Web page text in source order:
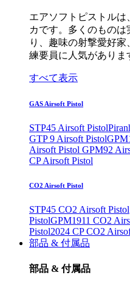
エアソフトピストルは
カです。多くのもの
り、趣味の射撃愛好家
練要員に人気がありま
すべて表示
GAS Airsoft Pistol
STP45 Airsoft Pistol
GTP 9 Airsoft Pistol
Airsoft Pistol GPM92
CP Airsoft Pistol
CO2 Airsoft Pistol
STP45 CO2 Airsoft Pistol
PistolGPM1911 CO2
Pistol2024 CP CO2
部品 & 付属品
部品 & 付属品